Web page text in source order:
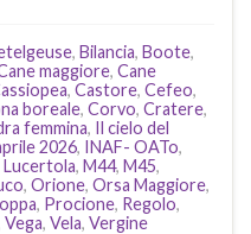
, Bilancia, Boote,
maggiore, Cane
, Castore, Cefeo,
boreale, Corvo, Cratere,
femmina, Il cielo del
2026, INAF- OATo,
Lucertola, M44, M45,
, Orione, Orsa Maggiore,
, Procione, Regolo,
Vega, Vela, Vergine